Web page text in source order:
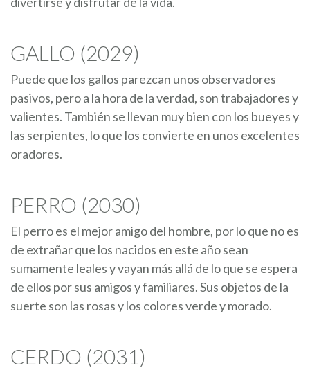
GALLO (2029)
Puede que los gallos parezcan unos observadores
pasivos, pero a la hora de la verdad, son trabajadores y
valientes. También se llevan muy bien con los bueyes y
las serpientes, lo que los convierte en unos excelentes
oradores.
PERRO (2030)
El perro es el mejor amigo del hombre, por lo que no es
de extrañar que los nacidos en este año sean
sumamente leales y vayan más allá de lo que se espera
de ellos por sus amigos y familiares. Sus objetos de la
suerte son las rosas y los colores verde y morado.
CERDO (2031)